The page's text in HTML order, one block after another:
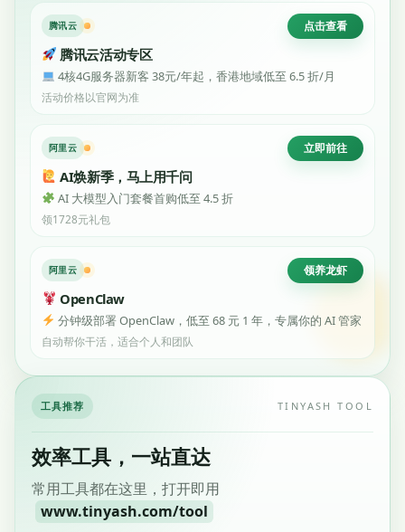
腾讯云 点击查看
腾讯云活动专区
4核4G服务器新客 38元/年起，香港地域低至 6.5 折/月
活动价格以官网为准
阿里云 立即前往
AI焕新季，马上用千问
AI 大模型入门套餐首购低至 4.5 折
领1728元礼包
阿里云 领养龙虾
OpenClaw
分钟级部署 OpenClaw，低至 68 元 1 年，专属你的 AI 管家
自动帮你干活，适合个人和团队
工具推荐 TINYASH TOOL
效率工具，一站直达
常用工具都在这里，打开即用
www.tinyash.com/tool